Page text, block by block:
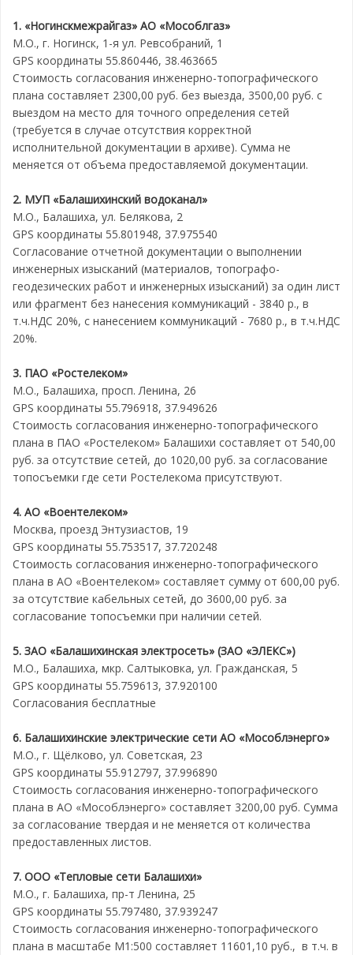
1. «Ногинскмежрайгаз» АО «Мособлгаз»
М.О., г. Ногинск, 1-я ул. Ревсобраний, 1
GPS координаты 55.860446, 38.463665
Стоимость согласования инженерно-топографического
плана составляет 2300,00 руб. без выезда, 3500,00 руб. с
выездом на место для точного определения сетей
(требуется в случае отсутствия корректной
исполнительной документации в архиве). Сумма не
меняется от объема предоставляемой документации.
2. МУП «Балашихинский водоканал»
М.О., Балашиха, ул. Белякова, 2
GPS координаты 55.801948, 37.975540
Согласование отчетной документации о выполнении
инженерных изысканий (материалов, топографо-
геодезических работ и инженерных изысканий) за один лист
или фрагмент без нанесения коммуникаций - 3840 р., в
т.ч.НДС 20%, с нанесением коммуникаций - 7680 р., в т.ч.НДС
20%.
3. ПАО «Ростелеком»
М.О., Балашиха, просп. Ленина, 26
GPS координаты 55.796918, 37.949626
Стоимость согласования инженерно-топографического
плана в ПАО «Ростелеком» Балашихи составляет от 540,00
руб. за отсутствие сетей, до 1020,00 руб. за согласование
топосъемки где сети Ростелекома присутствуют.
4. АО «Воентелеком»
Москва, проезд Энтузиастов, 19
GPS координаты 55.753517, 37.720248
Стоимость согласования инженерно-топографического
плана в АО «Воентелеком» составляет сумму от 600,00 руб.
за отсутствие кабельных сетей, до 3600,00 руб. за
согласование топосъемки при наличии сетей.
5. ЗАО «Балашихинская электросеть» (ЗАО «ЭЛЕКС»)
М.О., Балашиха, мкр. Салтыковка, ул. Гражданская, 5
GPS координаты 55.759613, 37.920100
Согласования бесплатные
6. Балашихинские электрические сети АО «Мособлэнерго»
М.О., г. Щёлково, ул. Советская, 23
GPS координаты 55.912797, 37.996890
Стоимость согласования инженерно-топографического
плана в АО «Мособлэнерго» составляет 3200,00 руб. Сумма
за согласование твердая и не меняется от количества
предоставленных листов.
7. ООО «Тепловые сети Балашихи»
М.О., г. Балашиха, пр-т Ленина, 25
GPS координаты 55.797480, 37.939247
Стоимость согласования инженерно-топографического
плана в масштабе М1:500 составляет 11601,10 руб., в т.ч. в